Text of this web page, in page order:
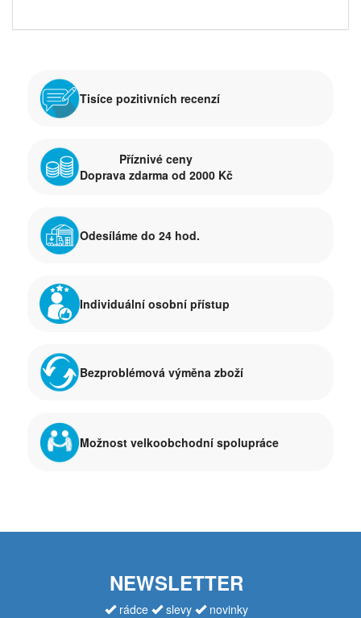
Tisíce pozitivních recenzí
Příznivé ceny
Doprava zdarma od 2000 Kč
Odesíláme do 24 hod.
Individuální osobní přístup
Bezproblémová výměna zboží
Možnost velkoobchodní spolupráce
NEWSLETTER
rádce slevy
novinky